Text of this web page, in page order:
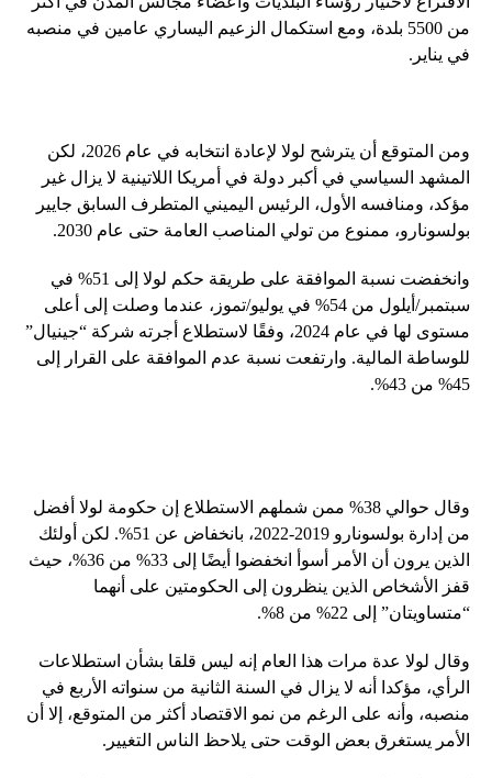
من 5500 بلدة، ومع استكمال الزعيم اليساري عامين في منصبه
في يناير.
ومن المتوقع أن يترشح لولا لإعادة انتخابه في عام 2026، لكن
المشهد السياسي في أكبر دولة في أمريكا اللاتينية لا يزال غير
مؤكد، ومنافسه الأول، الرئيس اليميني المتطرف السابق جايير
بولسونارو، ممنوع من تولي المناصب العامة حتى عام 2030.
وانخفضت نسبة الموافقة على طريقة حكم لولا إلى 51% في
سبتمبر/أيلول من 54% في يوليو/تموز، عندما وصلت إلى أعلى
مستوى لها في عام 2024، وفقًا لاستطلاع أجرته شركة “جينيال”
للوساطة المالية. وارتفعت نسبة عدم الموافقة على القرار إلى
45% من 43%.
وقال حوالي 38% ممن شملهم الاستطلاع إن حكومة لولا أفضل
من إدارة بولسونارو 2019-2022، بانخفاض عن 51%. لكن أولئك
الذين يرون أن الأمر أسوأ انخفضوا أيضًا إلى 33% من 36%، حيث
قفز الأشخاص الذين ينظرون إلى الحكومتين على أنهما
“متساويتان” إلى 22% من 8%.
وقال لولا عدة مرات هذا العام إنه ليس قلقا بشأن استطلاعات
الرأي، مؤكدا أنه لا يزال في السنة الثانية من سنواته الأربع في
منصبه، وأنه على الرغم من نمو الاقتصاد أكثر من المتوقع، إلا أن
الأمر يستغرق بعض الوقت حتى يلاحظ الناس التغيير.